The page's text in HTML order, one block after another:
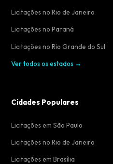
Licitações no Rio de Janeiro
Licitações no Paraná
Licitações no Rio Grande do Sul
Ver todos os estados →
Cidades Populares
Licitações em São Paulo
Licitações no Rio de Janeiro
Licitações em Brasília